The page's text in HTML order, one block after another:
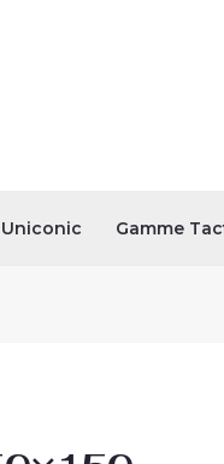
Uniconic Gamme